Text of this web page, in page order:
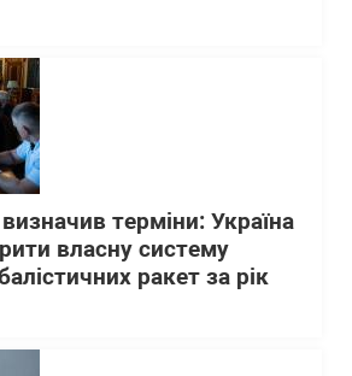
терміни: Україна
власну систему
ракет за рік